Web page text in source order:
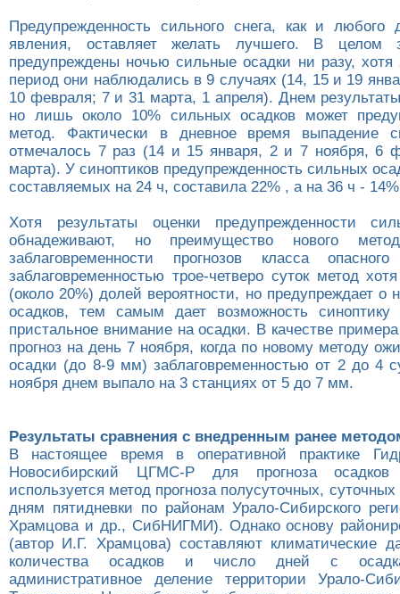
Предупрежденность сильного снега, как и любого
явления, оставляет желать лучшего. В
предупреждены ночью сильные осадки ни разу,
период они наблюдались в 9 случаях (14, 15 и 19
10 февраля; 7 и 31 марта, 1 апреля). Днем
но лишь около 10% сильных осадков может
метод. Фактически в дневное время выпадение
отмечалось 7 раз (14 и 15 января, 2 и 7 ноября, 6
марта). У синоптиков предупрежденность сильных
составляемых на 24 ч, составила 22% , а на 36 ч -
Хотя результаты оценки предупрежденности
обнадеживают, но преимущество нового
заблаговременности прогнозов класса
заблаговременностью трое-четверо суток метод
(около 20%) долей вероятности, но предупреждает о
осадков, тем самым дает возможность синоптику
пристальное внимание на осадки. В качестве
прогноз на день 7 ноября, когда по новому методу
осадки (до 8-9 мм) заблаговременностью от 2 до 4
ноября днем выпало на 3 станциях от 5 до 7 мм.
Результаты сравнения с внедренным ранее
В настоящее время в оперативной практике
Новосибирский ЦГМС-Р для прогноза
используется метод прогноза полусуточных,
дням пятидневки по районам Урало-Сибирского
Храмцова и др., СибНИГМИ). Однако основу
(автор И.Г. Храмцова) составляют климатические
количества осадков и число дней с
административное деление территории Урало-